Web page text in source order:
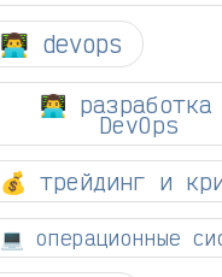
👨‍💻 devops
👨‍💻
DevOps
💰 трейдинг и
💻 операционные